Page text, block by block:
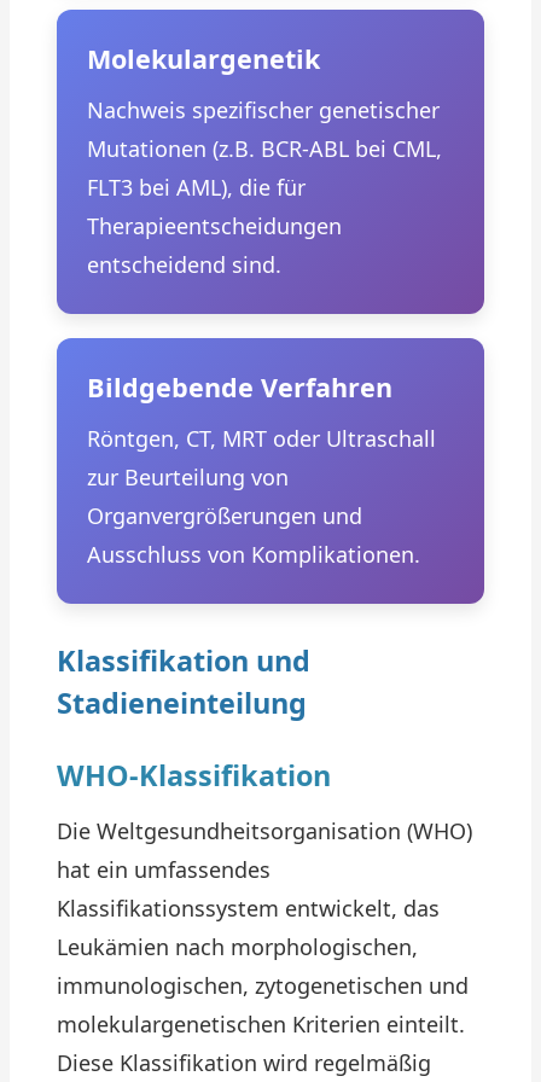
Molekulargenetik
Nachweis spezifischer genetischer
Mutationen (z.B. BCR-ABL bei CML,
FLT3 bei AML), die für
Therapieentscheidungen
entscheidend sind.
Bildgebende Verfahren
Röntgen, CT, MRT oder Ultraschall
zur Beurteilung von
Organvergrößerungen und
Ausschluss von Komplikationen.
Klassifikation und
Stadieneinteilung
WHO-Klassifikation
Die Weltgesundheitsorganisation (WHO)
hat ein umfassendes
Klassifikationssystem entwickelt, das
Leukämien nach morphologischen,
immunologischen, zytogenetischen und
molekulargenetischen Kriterien einteilt.
Diese Klassifikation wird regelmäßig